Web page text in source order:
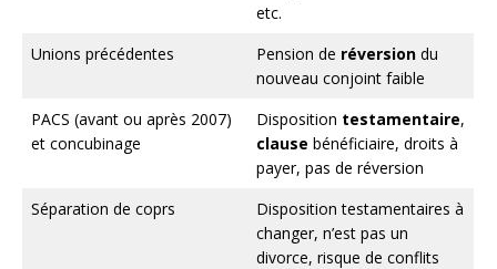
etc.
Unions précédentes
Pension de réversion du
nouveau conjoint faible
PACS (avant ou après 2007)
et concubinage
Disposition testamentaire,
clause bénéficiaire, droits à
payer, pas de réversion
Séparation de coprs
Disposition testamentaires à
changer, n’est pas un
divorce, risque de conflits